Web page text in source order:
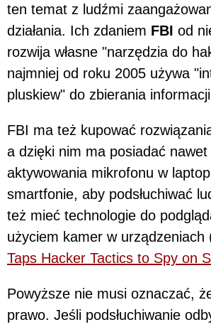
ten temat z ludźmi
działania. Ich zdaniem FBI od
rozwija własne "narzędzia do
najmniej od roku 2005 używa
pluskiew" do zbierania
FBI ma też kupować
a dzięki nim ma posiadać
aktywowania mikrofonu w
smartfonie, aby podsłuchiwać
też mieć technologie do
użyciem kamer w urządzeniach
Taps Hacker Tactics to Spy on
Powyższe nie musi oznaczać,
prawo. Jeśli podsłuchiwanie